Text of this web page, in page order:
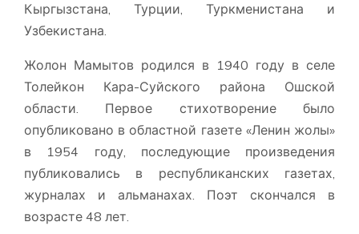
Кыргызстана, Турции, Туркменистана и
Узбекистана.
Жолон Мамытов родился в 1940 году в селе
Толейкон Кара-Суйского района Ошской
области. Первое стихотворение было
опубликовано в областной газете «Ленин жолы»
в 1954 году, последующие произведения
публиковались в республиканских газетах,
журналах и альманахах. Поэт скончался в
возрасте 48 лет.